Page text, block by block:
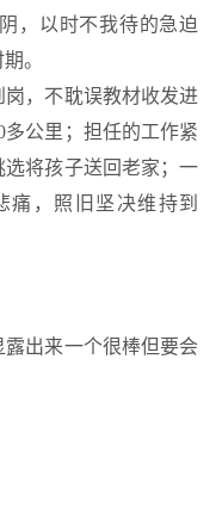
，以时不我待的急迫
。
，不耽误教材收发进
公里；担任的工作紧
将孩子送回老家；一
痛，照旧坚决维持到
露出来一个很棒但要会